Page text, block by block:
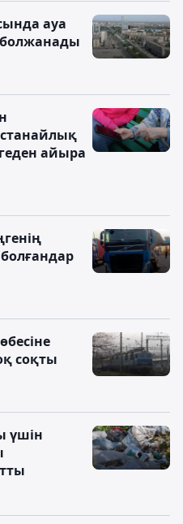
ауа
айыра
болғандар
соқты
үшін